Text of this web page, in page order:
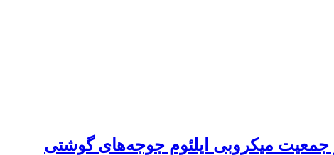
میکروبی ایلئوم جوجه‌های گوشتی